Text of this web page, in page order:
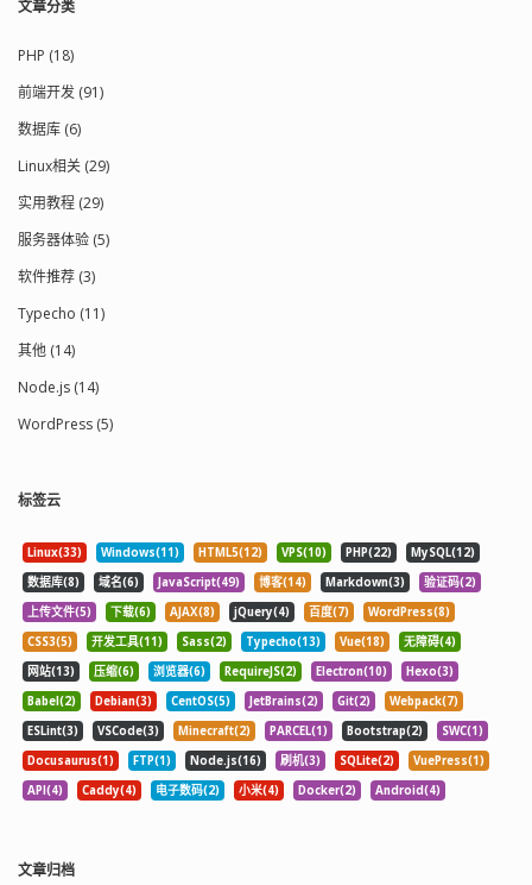
文章分类
PHP (18)
前端开发 (91)
数据库 (6)
Linux相关 (29)
实用教程 (29)
服务器体验 (5)
软件推荐 (3)
Typecho (11)
其他 (14)
Node.js (14)
WordPress (5)
标签云
Linux(33) Windows(11) HTML5(12) VPS(10) PHP(22)
MySQL(12)
数据库(8)
域名(6) JavaScript(49) 博客(14) Markdown(3)
验证码(2)
上传文件(5)
下载(6) AJAX(8) jQuery(4) 百度(7)
WordPress(8)
CSS3(5)
开发工具(11) Sass(2) Typecho(13) Vue(18)
无障碍(4)
网站(13)
压缩(6) 浏览器(6) RequireJS(2) Electron(10)
Hexo(3)
Babel(2)
Debian(3) CentOS(5) JetBrains(2) Git(2)
Webpack(7)
ESLint(3)
VSCode(3) Minecraft(2) PARCEL(1) Bootstrap(2)
SWC(1)
Docusaurus(1)
FTP(1) Node.js(16) 刷机(3) SQLite(2)
VuePress(1)
API(4)
Caddy(4) 电子数码(2) 小米(4) Docker(2) Android(4)
文章归档